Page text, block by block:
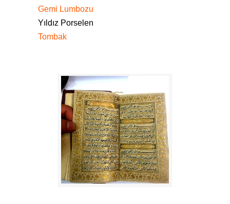
Gemi Lumbozu
Yıldız Porselen
Tombak